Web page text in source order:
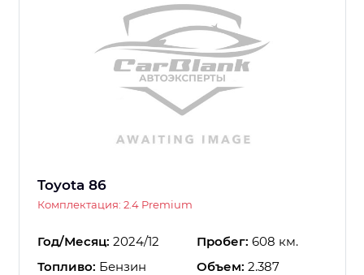
Toyota 86
Комплектация: 2.4 Premium
Год/Месяц: 2024/12 Пробег: 608 км.
Топливо: Бензин Объем: 2.387